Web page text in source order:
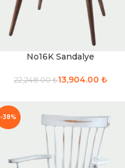
No16K Sandalye
22,248.00₺13,904.00 ₺
-38%